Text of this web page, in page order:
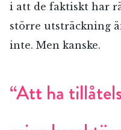
i att de faktiskt har
större utsträckning
inte. Men kanske.
“Att ha